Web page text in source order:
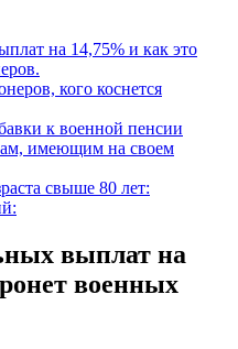
на 14,75% и как это
кого коснется
к военной пенсии
имеющим на своем
свыше 80 лет:
выплат на
военных